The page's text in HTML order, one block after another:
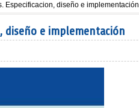
Especificacion, diseño e implementación
diseño e implementación